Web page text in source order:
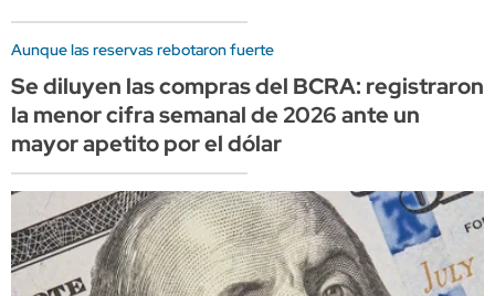
Aunque las reservas rebotaron fuerte
Se diluyen las compras del BCRA: registraron
la menor cifra semanal de 2026 ante un
mayor apetito por el dólar